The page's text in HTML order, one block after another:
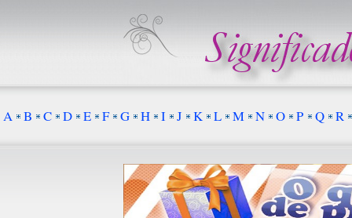
A B C D E F G H I J K L M N O P Q R